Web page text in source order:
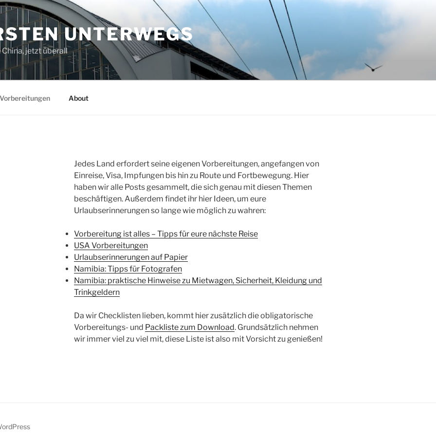
UNTERWEGS
jetzt überall
Vorbereitungen About
Jedes Land erfordert seine eigenen Vorbereitungen, angefangen von
Einreise, Visa, Impfungen bis hin zu Route und Fortbewegung. Hier
haben wir alle Posts gesammelt, die sich genau mit diesen Themen
beschäftigen. Außerdem findet ihr hier Ideen, um eure
Urlaubserinnerungen so lange wie möglich zu wahren:
Vorbereitung ist alles – Tipps für eure nächste Reise
USA Vorbereitungen
Urlaubserinnerungen auf Papier
Namibia: Tipps für Fotografen
Namibia: praktische Hinweise zu Mietwagen, Sicherheit, Kleidung und
Trinkgeldern
Da wir Checklisten lieben, kommt hier zusätzlich die obligatorische
Vorbereitungs- und Packliste zum Download. Grundsätzlich nehmen
wir immer viel zu viel mit, diese Liste ist also mit Vorsicht zu genießen!